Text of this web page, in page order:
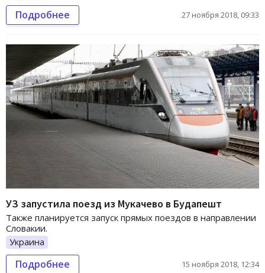
Подробнее 27 ноября 2018, 09:33
УЗ запустила поезд из Мукачево в Будапешт
Также планируется запуск прямых поездов в направлении
Словакии.
Украина
Подробнее 15 ноября 2018, 12:34